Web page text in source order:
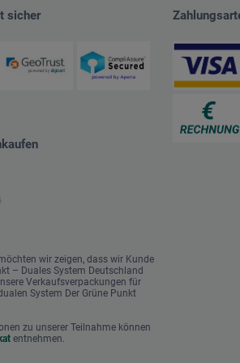
sicher
wir zeigen, dass wir Kunde
– Duales System Deutschland
Verkaufsverpackungen für
System Der Grüne Punkt
zu unserer Teilnahme können
entnehmen.